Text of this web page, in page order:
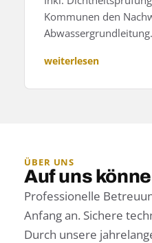
Kommunen den
Abwassergrundleitung.
weiterlesen
ÜBER UNS
Auf uns
Professionelle
Anfang an. Sichere
Durch unsere